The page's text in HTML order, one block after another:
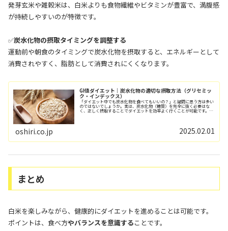
発芽玄米や雑穀米は、白米よりも食物繊維やビタミンが豊富で、満腹感
が持続しやすいのが特徴です。
✅炭水化物の摂取タイミングを調整する
運動前や朝食のタイミングで炭水化物を摂取すると、エネルギーとして
消費されやすく、脂肪として消費されにくくなります。
GI値ダイエット｜炭水化物の適切な摂取方法（グリセミッ
ク・インデックス）
「ダイエット中でも炭水化物を食べてもいいの？」と疑問に思う方は多い
のではないでしょうか。実は、炭水化物（糖質）を完全に抜く必要はな
く、正しく摂取することでダイエットを効率よく行くことが可能です。お
oshiri.co.jp 2025.02.01
まとめ
白米を楽しみながら、健康的にダイエットを進めることは可能です。
ポイントは、食べ方やバランスを意識することです。